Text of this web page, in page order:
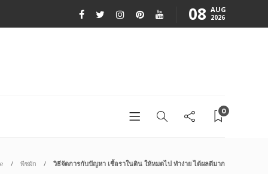
08 AUG
2026
0
พืชผัก วิธีจัดการกับปัญหา เชื้อราในดิน ให้หมดไป ทำง่าย ได้ผลดีมาก